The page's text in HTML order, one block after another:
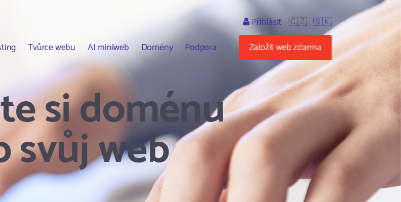
Tvůrce webu AI miniweb Domény Podpora
Přihlásit 🇨🇿 🇸🇰
Založit web zdarma
si doménu
svůj web